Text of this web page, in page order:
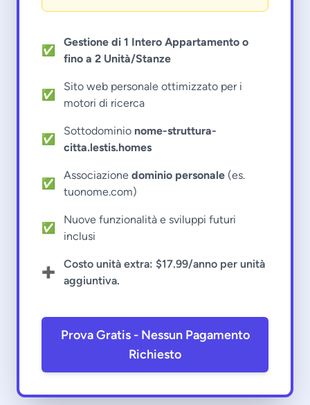
✅
Gestione di 1 Intero Appartamento o
fino a 2 Unità/Stanze
✅
Sito web personale ottimizzato per i
motori di ricerca
✅
Sottodominio nome-struttura-
citta.lestis.homes
✅
Associazione dominio personale (es.
tuonome.com)
✅
Nuove funzionalità e sviluppi futuri
inclusi
➕
Costo unità extra: $17.99/anno per unità
aggiuntiva.
Prova Gratis - Nessun Pagamento
Richiesto